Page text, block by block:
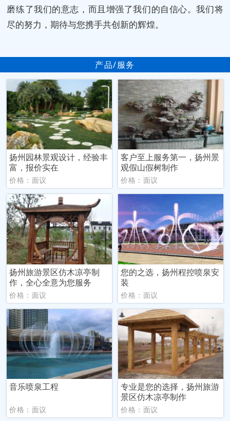
磨练了我们的意志，而且增强了我们的自信心。我们将
尽的努力，期待与您携手共创新的辉煌。
产品/服务
扬州园林景观设计，经验丰
富，报价实在
价格：面议
客户至上服务第一，扬州景
观假山假树制作
价格：面议
扬州旅游景区仿木凉亭制
作，全心全意为您服务
价格：面议
您的之选，扬州程控喷泉安
装
价格：面议
音乐喷泉工程
价格：面议
专业是您的选择，扬州旅游
景区仿木凉亭制作
价格：面议